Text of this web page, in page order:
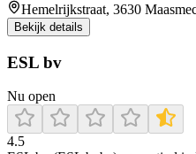
Hemelrijkstraat, 3630
Bekijk details
ESL bv
Nu open
4.5